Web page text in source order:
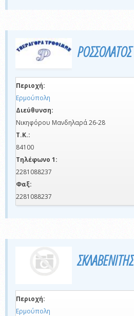
ΡΟΣΣΟΛΑΤΟΣ
Περιοχή:
Ερμούπολη
Διεύθυνση:
Νικηφόρου Μανδηλαρά 26-28
Τ.Κ.:
84100
Τηλέφωνο 1:
2281088237
Φαξ:
2281088237
ΣΚΛΑΒΕΝΙΤΗΣ
Περιοχή:
Ερμούπολη